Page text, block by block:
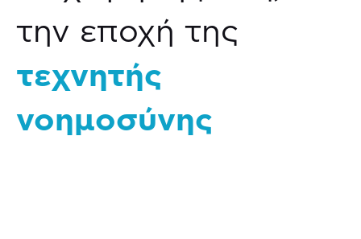
την εποχή της
τεχνητής
νοημοσύνης